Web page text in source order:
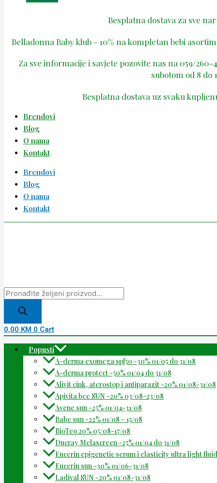
Besplatna dostava za sve
Belladonna Baby klub - 10% na kompletan bebi
Za sve informacije i savjete pozovite nas na 059/
subotom od 8 do
Besplatna dostava uz svaku
Brendovi
Blog
O nama
Kontakt
Brendovi
Blog
O nama
Kontakt
0,00 KM 0 Cart
Popusti
A-derma exomega spf50 -30% 01/05 do 31/08
A-derma protect -50% 01/04 do 31/08
Alivit cink, aterostop i antiparazit -20% 01/08-31/08
Apivita bee SUN -20% 03/08-23/08
Avene sun -25% 01/04-31/08
Babe sun -22% 01/08 – 15/08
BioTeo 20% 05/08-17/08
Ducray Melascreen -25% 01/04 do 31/08
Eucerin epigenetic serum i elasticity ultra light
Eucerin sun -30% 01/06-31/08
Ladival SUN -20% 01/08-31/08